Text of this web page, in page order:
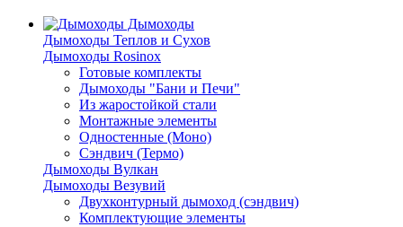
Дымоходы
Дымоходы Теплов и Сухов
Дымоходы Rosinox
Готовые комплекты
Дымоходы "Бани и Печи"
Из жаростойкой стали
Монтажные элементы
Одностенные (Моно)
Сэндвич (Термо)
Дымоходы Вулкан
Дымоходы Везувий
Двухконтурный дымоход (сэндвич)
Комплектующие элементы